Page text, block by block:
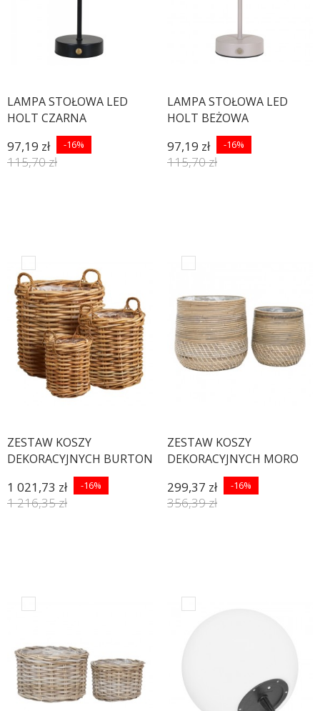
LAMPA STOŁOWA LED
HOLT CZARNA
97,19 zł -16%
115,70 zł
LAMPA STOŁOWA LED
HOLT BEŻOWA
97,19 zł -16%
115,70 zł
ZESTAW KOSZY
DEKORACYJNYCH BURTON
RATTAN- 3SZT
1 021,73 zł -16%
1 216,35 zł
ZESTAW KOSZY
DEKORACYJNYCH MORO
RATTAN- 2SZT
299,37 zł -16%
356,39 zł